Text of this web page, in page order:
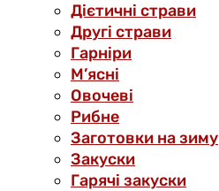
Дієтичні страви
Другі страви
Гарніри
М’ясні
Овочеві
Рибне
Заготовки на зиму
Закуски
Гарячі закуски